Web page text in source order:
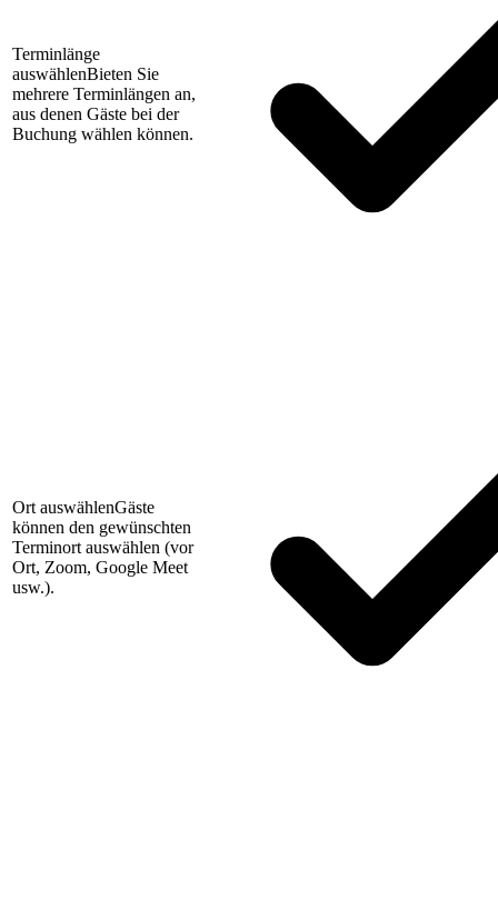
Terminlänge
auswählenBieten Sie
mehrere Terminlängen an,
aus denen Gäste bei der
Buchung wählen können.
Ort auswählenGäste
können den gewünschten
Terminort auswählen (vor
Ort, Zoom, Google Meet
usw.).